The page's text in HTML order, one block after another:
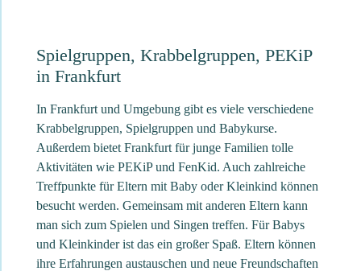
Spielgruppen, Krabbelgruppen, PEKiP
in Frankfurt
In Frankfurt und Umgebung gibt es viele verschiedene
Krabbelgruppen, Spielgruppen und Babykurse.
Außerdem bietet Frankfurt für junge Familien tolle
Aktivitäten wie PEKiP und FenKid. Auch zahlreiche
Treffpunkte für Eltern mit Baby oder Kleinkind können
besucht werden. Gemeinsam mit anderen Eltern kann
man sich zum Spielen und Singen treffen. Für Babys
und Kleinkinder ist das ein großer Spaß. Eltern können
ihre Erfahrungen austauschen und neue Freundschaften